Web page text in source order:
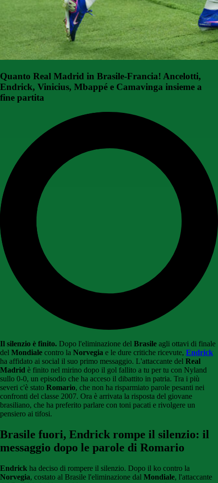
Quanto Real Madrid in Brasile-Francia! Ancelotti,
Endrick, Vinicius, Mbappé e Camavinga insieme a
fine partita
Il silenzio è finito. Dopo l'eliminazione del Brasile agli ottavi di finale
del Mondiale contro la Norvegia e le dure critiche ricevute, Endrick
ha affidato ai social il suo primo messaggio. L'attaccante del Real
Madrid è finito nel mirino dopo il gol fallito a tu per tu con Nyland
sullo 0-0, un episodio che ha acceso il dibattito in patria. Tra i più
severi c'è stato Romario, che non ha risparmiato parole pesanti nei
confronti del classe 2007. Ora è arrivata la risposta del giovane
brasiliano, che ha preferito parlare con toni pacati e rivolgere un
pensiero ai tifosi.
Brasile fuori, Endrick rompe il silenzio: il
messaggio dopo le parole di Romario
Endrick ha deciso di rompere il silenzio. Dopo il ko contro la
Norvegia, costato al Brasile l'eliminazione dal Mondiale, l'attaccante